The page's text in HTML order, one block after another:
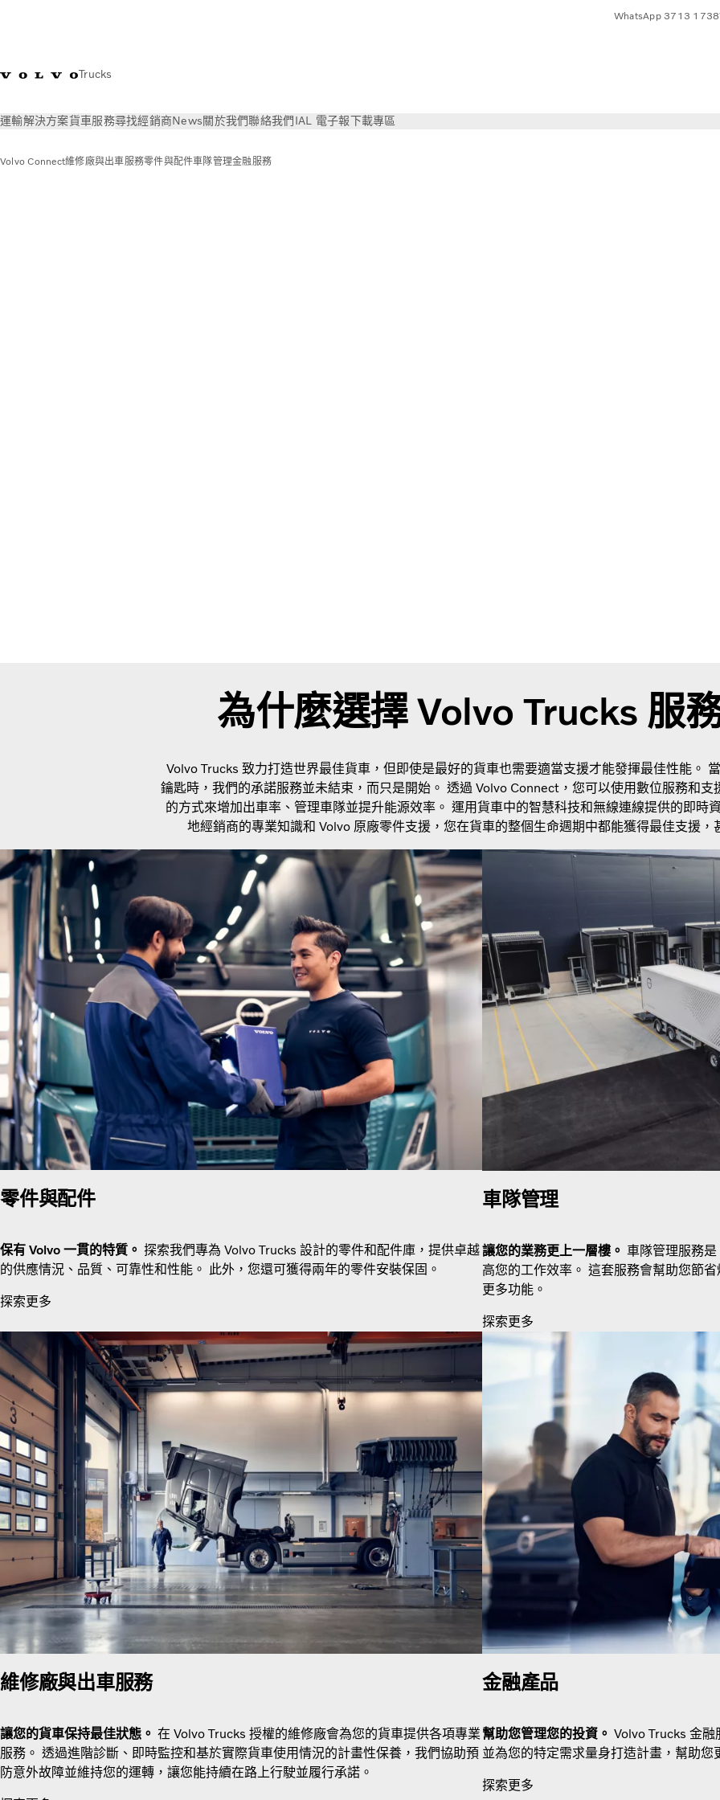
Trucks
WhatsApp 3713 1738
運輸解決方案貨車服務尋找經銷商News關於我們聯絡我們 IAL 電子報下載專區
Volvo Connect維修廠與出車服務零件與配件車隊管理金融服務
為什麼選擇 Volvo Trucks 服
Volvo Trucks 致力打造世界最佳貨車，但即使是最好的貨車也需要適當支援才能發揮最佳性能。
鑰匙時，我們的承諾服務並未結束，而只是開始。 透過 Volvo Connect，您可以使用數位服務和支
的方式來增加出車率、管理車隊並提升能源效率。 運用貨車中的智慧科技和無線連線提供的即時
地經銷商的專業知識和 Volvo 原廠零件支援，您在貨車的整個生命週期中都能獲得最佳支援，
零件與配件
保有 Volvo 一貫的特質。 探索我們專為 Volvo Trucks 設計的零件和配件庫，提供卓越
的供應情況、品質、可靠性和性能。 此外，您還可獲得兩年的零件安裝保固。
探索更多
車隊管理
讓您的業務更上一層樓。 車隊管理服務
高您的工作效率。 這套服務會幫助您節
更多功能。
探索更多
維修廠與出車服務
讓您的貨車保持最佳狀態。 在 Volvo Trucks 授權的維修廠會為您的貨車提供各項專業
服務。 透過進階診斷、即時監控和基於實際貨車使用情況的計畫性保養，我們協助預
防意外故障並維持您的運轉，讓您能持續在路上行駛並履行承諾。
金融產品
幫助您管理您的投資。 Volvo Trucks 金
並為您的特定需求量身打造計畫，幫助您
探索更多